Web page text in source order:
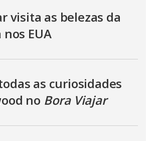
visita as belezas da
EUA
as curiosidades
no Bora Viajar